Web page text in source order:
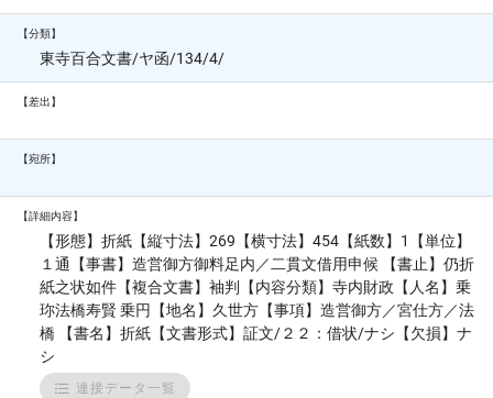
【分類】
東寺百合文書/ヤ函/134/4/
【差出】
【宛所】
【詳細内容】
【形態】折紙【縦寸法】269【横寸法】454【紙数】1【単位】
１通【事書】造営御方御料足内／二貫文借用申候 【書止】仍折
紙之状如件【複合文書】袖判【内容分類】寺内財政【人名】乗
珎法橋寿賢 乗円【地名】久世方【事項】造営御方／宮仕方／法
橋 【書名】折紙【文書形式】証文/２２：借状/ナシ【欠損】ナ
シ
連接データ一覧